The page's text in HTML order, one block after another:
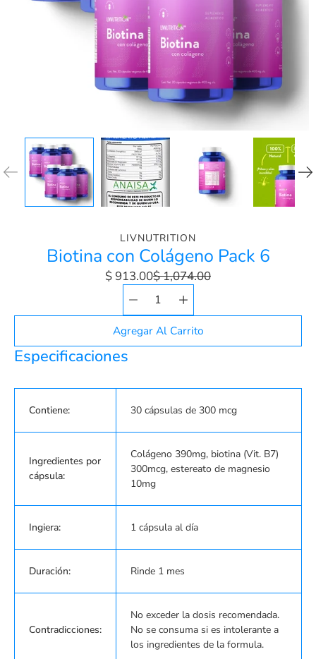
LIVNUTRITION
Biotina con Colágeno Pack 6
$ 913.00$ 1,074.00
Seleccionar
variante
Selector de
cantidad
Agregar Al Carrito
Especificaciones
Contiene: 30 cápsulas de 300 mcg
Ingredientes por
cápsula:
Colágeno 390mg, biotina (Vit. B7)
300mcg, estereato de magnesio
10mg
Ingiera: 1 cápsula al día
Duración: Rinde 1 mes
Contradicciones:
No exceder la dosis recomendada.
No se consuma si es intolerante a
los ingredientes de la formula.